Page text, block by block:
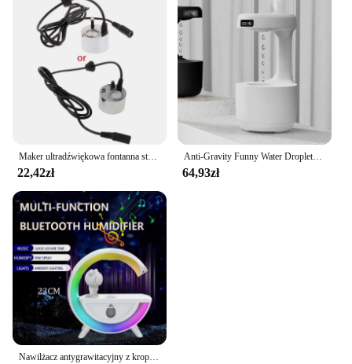
Maker ultradźwiękowa fontanna stawowa Fogger LED czerwone światło dla nawilżacza powietrza 24V dla ryb skalnych na
22,42zł
Anti-Gravity Funny Water Droplets Ultrasonic Cool Mist Maker Fogger Diffuser with LED Display Home Office New Air Humidifier
64,93zł
Nawilżacz antygrawitacyjny z kroplą wody, światło otoczenia, pulpit domowy, ciężka mgła, sypialnia, biuro, cichy